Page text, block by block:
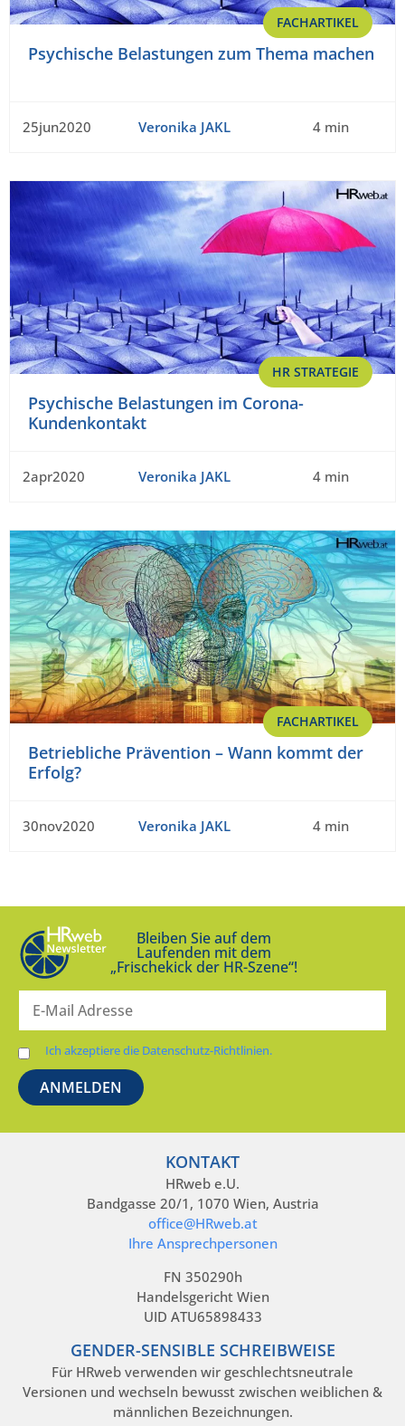
FACHARTIKEL
Psychische Belastungen zum Thema machen
25jun2020 Veronika JAKL 4 min
HR STRATEGIE
Psychische Belastungen im Corona-
Kundenkontakt
2apr2020 Veronika JAKL 4 min
FACHARTIKEL
Betriebliche Prävention – Wann kommt der
Erfolg?
30nov2020 Veronika JAKL 4 min
Bleiben Sie auf dem
Laufenden mit dem
„Frischekick der HR-Szene“!
Ich akzeptiere die Datenschutz-Richtlinien.
KONTAKT
HRweb e.U.
Bandgasse 20/1, 1070 Wien, Austria
office@HRweb.at
Ihre Ansprechpersonen
FN 350290h
Handelsgericht Wien
UID ATU65898433
GENDER-SENSIBLE SCHREIBWEISE
Für HRweb verwenden wir geschlechtsneutrale
Versionen und wechseln bewusst zwischen weiblichen &
männlichen Bezeichnungen.